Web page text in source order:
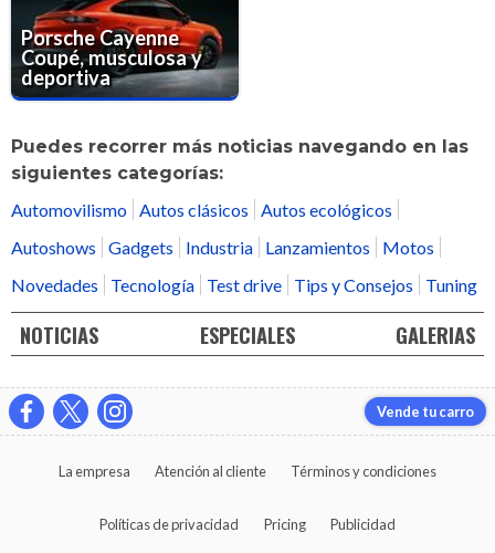
Porsche Cayenne
Coupé, musculosa y
deportiva
Puedes recorrer más noticias navegando en las
siguientes categorías:
Automovilismo Autos clásicos
Autos ecológicos
Autoshows
Gadgets Industria Lanzamientos
Motos
Novedades
Tecnología Test drive Tips y Consejos Tuning
NOTICIAS ESPECIALES GALERIAS
Vende tu carro
La empresa Atención al cliente Términos y condiciones
Políticas de privacidad Pricing Publicidad